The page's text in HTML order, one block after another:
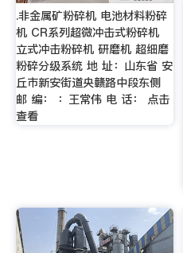
.非金属矿粉碎机 电池材料粉碎
机 CR系列超微冲击式粉碎机
立式冲击粉碎机 研磨机 超细磨
粉碎分级系统 地 址：山东省 安
丘市新安街道央赣路中段东侧
邮 编： ：王常伟 电 话： 点击
查看